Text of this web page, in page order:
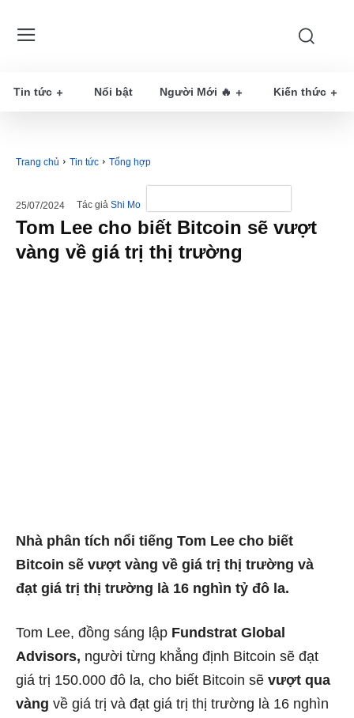
Tin tức Nổi bật Người Mới 🔥 Kiến thức
Trang chủ Tin tức Tổng hợp
25/07/2024 Tác giả Shi Mo
Tom Lee cho biết Bitcoin sẽ vượt
vàng về giá trị thị trường
Nhà phân tích nổi tiếng Tom Lee cho biết
Bitcoin sẽ vượt vàng về giá trị thị trường và
đạt giá trị thị trường là 16 nghìn tỷ đô la.
Tom Lee, đồng sáng lập Fundstrat Global
Advisors, người từng khẳng định Bitcoin sẽ đạt
giá trị 150.000 đô la, cho biết Bitcoin sẽ vượt qua
vàng về giá trị và đạt giá trị thị trường là 16 nghìn